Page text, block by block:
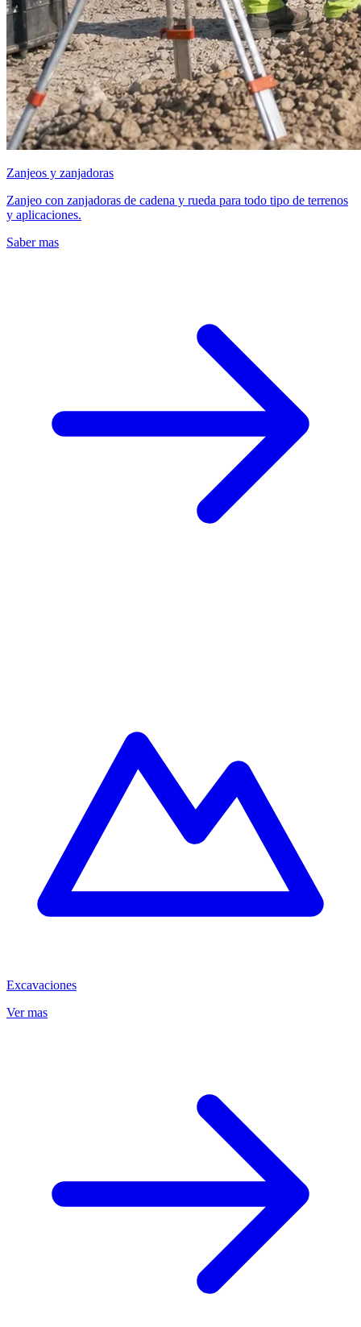
Zanjeos y zanjadoras
Zanjeo con zanjadoras de cadena y rueda para todo tipo de terrenos
y aplicaciones.
Saber mas
Excavaciones
Ver mas